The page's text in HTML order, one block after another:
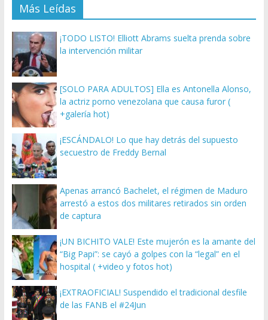
Más Leídas
¡TODO LISTO! Elliott Abrams suelta prenda sobre
la intervención militar
[SOLO PARA ADULTOS] Ella es Antonella Alonso,
la actriz porno venezolana que causa furor (
+galería hot)
¡ESCÁNDALO! Lo que hay detrás del supuesto
secuestro de Freddy Bernal
Apenas arrancó Bachelet, el régimen de Maduro
arrestó a estos dos militares retirados sin orden
de captura
¡UN BICHITO VALE! Este mujerón es la amante del
“Big Papi”: se cayó a golpes con la “legal” en el
hospital ( +video y fotos hot)
¡EXTRAOFICIAL! Suspendido el tradicional desfile
de las FANB el #24Jun